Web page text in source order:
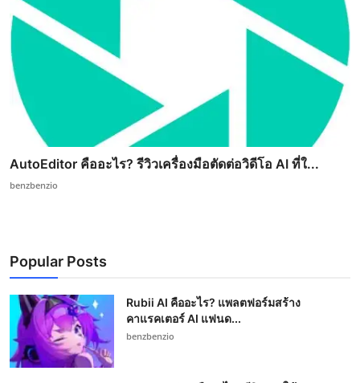
AutoEditor คืออะไร? รีวิวเครื่องมือตัดต่อวิดีโอ AI ที่ใ...
benzbenzio
Popular Posts
Rubii AI คืออะไร? แพลตฟอร์มสร้าง
คาแรคเตอร์ AI แฟนด...
benzbenzio